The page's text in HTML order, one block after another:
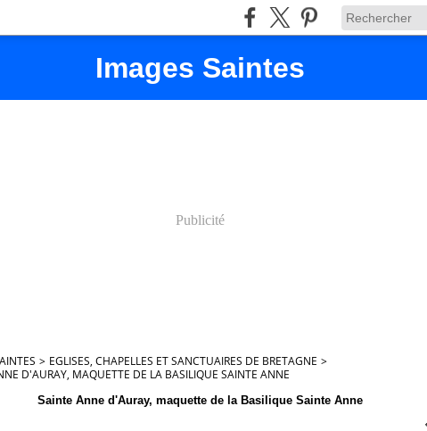
Images Saintes
Publicité
> EGLISES, CHAPELLES ET SANCTUAIRES DE BRETAGNE >
D'AURAY, MAQUETTE DE LA BASILIQUE SAINTE ANNE
Sainte Anne d'Auray, maquette de la Basilique Sainte Anne